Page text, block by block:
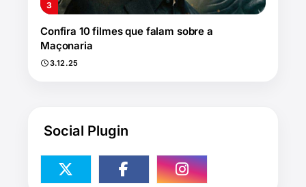
Confira 10 filmes que falam sobre a
Maçonaria
3.12.25
Social Plugin